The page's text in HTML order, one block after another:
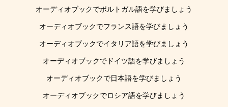
オーディオブックでポルトガル語を学びましょう
オーディオブックでフランス語を学びましょう
オーディオブックでイタリア語を学びましょう
オーディオブックでドイツ語を学びましょう
オーディオブックで日本語を学びましょう
オーディオブックでロシア語を学びましょう